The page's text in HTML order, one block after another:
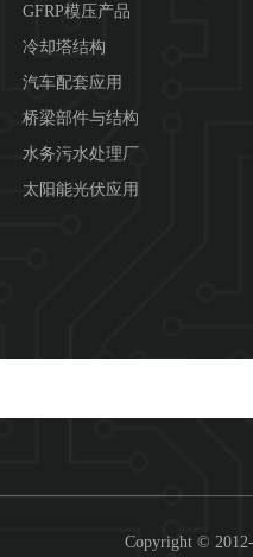
GFRP模压产品
冷却塔结构
汽车配套应用
桥梁部件与结构
水务污水处理厂
太阳能光伏应用
Copyright ©